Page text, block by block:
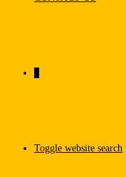
Toggle website search